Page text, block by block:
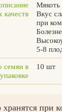
качеств
Мякоть
Вкус
при
5-8
семян в
упаковке
10 шт
при